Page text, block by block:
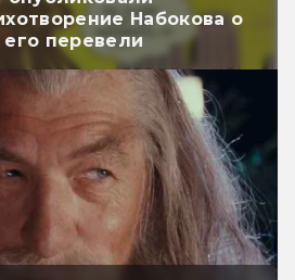
Набокова о
перевели